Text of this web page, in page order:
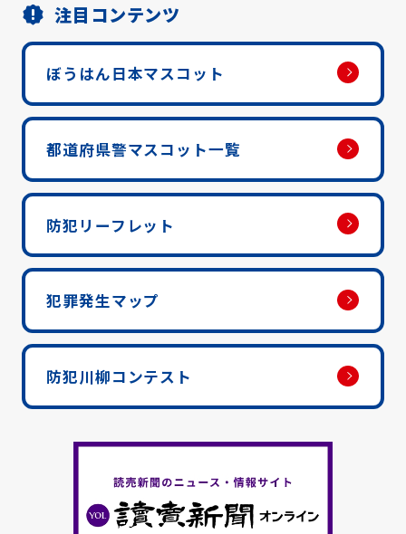
注目コンテンツ
ぼうはん日本マスコット
都道府県警マスコット一覧
防犯リーフレット
犯罪発生マップ
防犯川柳コンテスト